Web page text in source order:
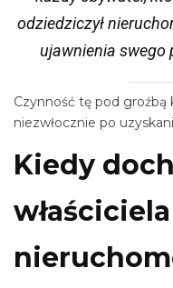
odziedziczył
ujawnienia swego
Czynność tę pod
niezwłocznie po
Kiedy
właściciela